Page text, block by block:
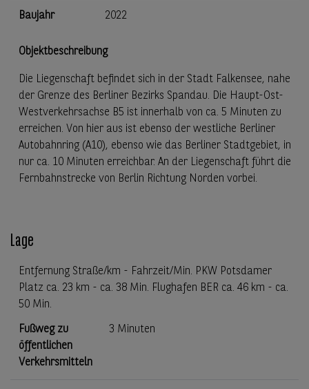
Baujahr 2022
Objektbeschreibung
Die Liegenschaft befindet sich in der Stadt Falkensee, nahe
der Grenze des Berliner Bezirks Spandau. Die Haupt-Ost-
Westverkehrsachse B5 ist innerhalb von ca. 5 Minuten zu
erreichen. Von hier aus ist ebenso der westliche Berliner
Autobahnring (A10), ebenso wie das Berliner Stadtgebiet, in
nur ca. 10 Minuten erreichbar. An der Liegenschaft führt die
Fernbahnstrecke von Berlin Richtung Norden vorbei.
Lage
Entfernung Straße/km - Fahrzeit/Min. PKW Potsdamer
Platz ca. 23 km - ca. 38 Min. Flughafen BER ca. 46 km - ca.
50 Min.
Fußweg zu
öffentlichen
Verkehrsmitteln
3 Minuten